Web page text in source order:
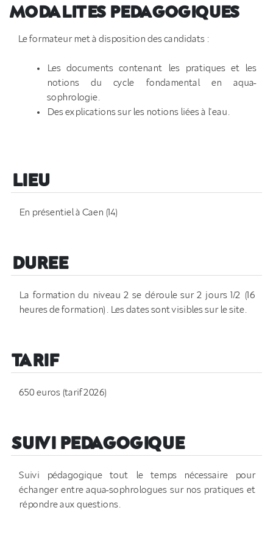
MODALITES PEDAGOGIQUES
Le formateur met à disposition des candidats :
Les documents contenant les pratiques et les
notions du cycle fondamental en aqua-
sophrologie.
Des explications sur les notions liées à l’eau.
LIEU
En présentiel à Caen (14)
DUREE
La formation du niveau 2 se déroule sur 2 jours 1/2 (16
heures de formation). Les dates sont visibles sur le site.
TARIF
650 euros (tarif 2026)
SUIVI PEDAGOGIQUE
Suivi pédagogique tout le temps nécessaire pour
échanger entre aqua-sophrologues sur nos pratiques et
répondre aux questions.